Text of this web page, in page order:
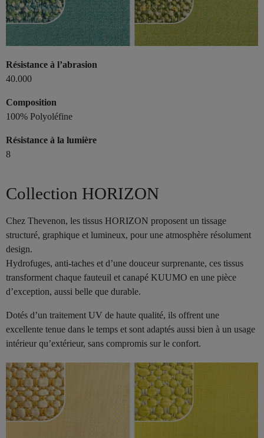
Résistance à l’abrasion
40.000
Composition
100% Polyoléfine
Résistance à la lumière
8
Collection HORIZON
Chez Thevenon, les tissus HORIZON proposent un tissage
structuré, graphique et lumineux, pour une atmosphère résolument
design.
Hydrofuges, anti-taches et d’une douceur surprenante, ces tissus
transforment chaque fauteuil et canapé KUUMO en une pièce
d’exception, aussi belle que durable.
Dotés d’un traitement UV de haute qualité, ils offrent une
excellente tenue dans le temps et sont adaptés aussi bien à un usage
intérieur qu’extérieur, sans compromis sur le confort.